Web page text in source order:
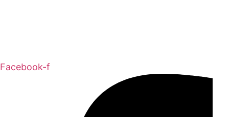
Facebook-f